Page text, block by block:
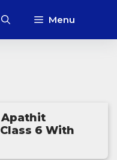
Menu
Apathit
6 With